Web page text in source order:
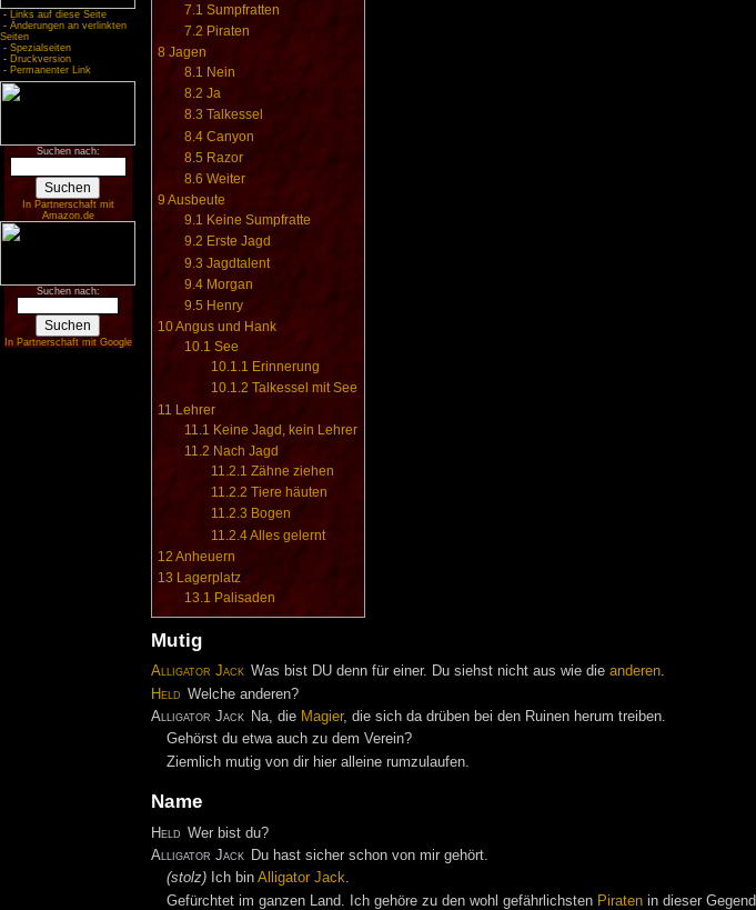
- Links auf diese Seite
- Änderungen an verlinkten
Seiten
- Spezialseiten
- Druckversion
- Permanenter Link
Suchen nach:
In Partnerschaft mit
Amazon.de
Suchen nach:
In Partnerschaft mit Google
7.1 Sumpfratten
7.2 Piraten
8 Jagen
8.1 Nein
8.2 Ja
8.3 Talkessel
8.4 Canyon
8.5 Razor
8.6 Weiter
9 Ausbeute
9.1 Keine Sumpfratte
9.2 Erste Jagd
9.3 Jagdtalent
9.4 Morgan
9.5 Henry
10Angus und Hank
10.1 See
10.1.1 Erinnerung
10.1.2 Talkessel mit See
11 Lehrer
11.1 Keine Jagd, kein Lehrer
11.2 Nach Jagd
11.2.1 Zähne ziehen
11.2.2 Tiere häuten
11.2.3 Bogen
11.2.4Alles gelernt
12 Anheuern
13 Lagerplatz
13.1 Palisaden
Mutig
Alligator Jack Was bist DU denn für einer. Du siehst nicht aus wie dieanderen.
Held Welche anderen?
Alligator Jack Na, die Magier, die sich da drüben bei den Ruinen herum treiben.
Gehörst du etwa auch zu dem Verein?
Ziemlich mutig von dir hier alleine rumzulaufen.
Name
Held Wer bist du?
Alligator Jack Du hast sicher schon von mir gehört.
(stolz)Ich bin Alligator Jack.
Gefürchtet im ganzen Land. Ich gehöre zu den wohl gefährlichsten Piratenin dieser Gegend.